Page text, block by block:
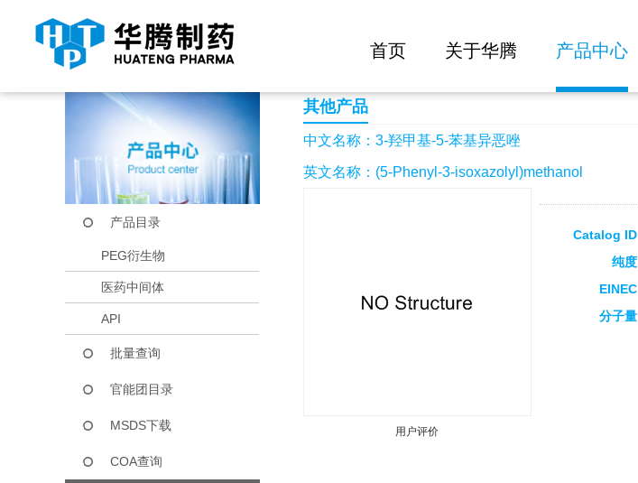
首页 关于华腾 产品中心
当前位置： 首页 产品中心 3-羟甲基-5-苯基异恶唑
产品目录
PEG衍生物
医药中间体
API
批量查询
官能团目录
MSDS下载
COA查询
其他产品
中文名称：3-羟甲基-5-苯基异恶唑
英文名称：(5-Phenyl-3-isoxazolyl)methanol
用户评价
Catalog ID
纯度
EINEC
分子量